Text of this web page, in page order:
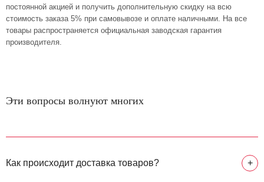
постоянной акцией и получить дополнительную скидку на всю
стоимость заказа 5% при самовывозе и оплате наличными. На все
товары распространяется официальная заводская гарантия
производителя.
Эти вопросы волнуют многих
Как происходит доставка товаров? +